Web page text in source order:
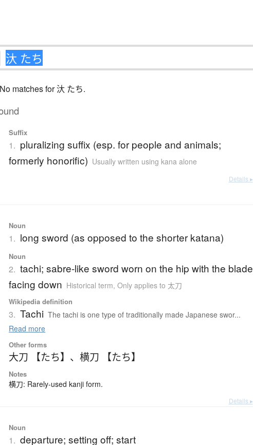
No matches for 汏 たち.
Suffix
1. pluralizing suffix (esp. for people and animals;
formerly honorific) Usually written using kana alone
Details ▸
Noun
1. long sword (as opposed to the shorter katana)
Noun
2. tachi; sabre-like sword worn on the hip with the blade
facing down Historical term,Only applies to 太刀
Wikipedia definition
3. Tachi The tachi is one type of traditionally made Japanese swor...
Read more
Other forms
大刀 【たち】 、横刀 【たち】
Notes
横刀: Rarely-used kanji form.
Details ▸
Noun
1. departure; setting off; start